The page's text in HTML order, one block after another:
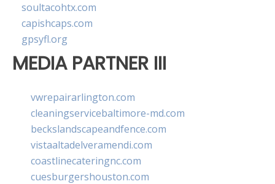
soultacohtx.com
capishcaps.com
gpsyfl.org
MEDIA PARTNER III
vwrepairarlington.com
cleaningservicebaltimore-md.com
beckslandscapeandfence.com
vistaaltadelveramendi.com
coastlinecateringnc.com
cuesburgershouston.com